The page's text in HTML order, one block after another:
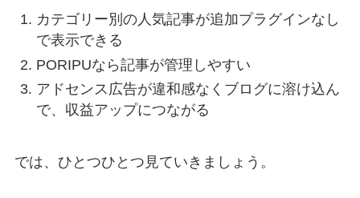
カテゴリー別の人気記事が追加プラグインなし
で表示できる
PORIPUなら記事が管理しやすい
アドセンス広告が違和感なくブログに溶け込ん
で、収益アップにつながる
では、ひとつひとつ見ていきましょう。